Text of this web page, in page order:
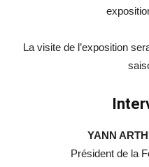
La visite de l’exposition
YANN
Président de la